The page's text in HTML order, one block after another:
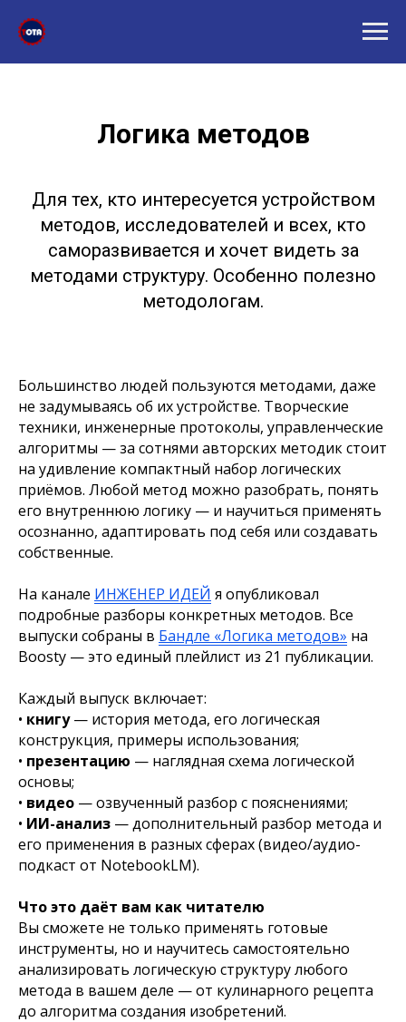
Логика методов
Для тех, кто интересуется устройством
методов, исследователей и всех, кто
саморазвивается и хочет видеть за
методами структуру. Особенно полезно
методологам.
Большинство людей пользуются методами, даже
не задумываясь об их устройстве. Творческие
техники, инженерные протоколы, управленческие
алгоритмы — за сотнями авторских методик стоит
на удивление компактный набор логических
приёмов. Любой метод можно разобрать, понять
его внутреннюю логику — и научиться применять
осознанно, адаптировать под себя или создавать
собственные.
На канале ИНЖЕНЕР ИДЕЙ я опубликовал
подробные разборы конкретных методов. Все
выпуски собраны в Бандле «Логика методов» на
Boosty — это единый плейлист из 21 публикации.
Каждый выпуск включает:
• книгу— история метода, его логическая
конструкция, примеры использования;
• презентацию — наглядная схема логической
основы;
• видео — озвученный разбор с пояснениями;
• ИИ-анализ — дополнительный разбор метода и
его применения в разных сферах (видео/аудио-
подкаст от NotebookLM).
Что это даёт вам как читателю
Вы сможете не только применять готовые
инструменты, но и научитесь самостоятельно
анализировать логическую структуру любого
метода в вашем деле — от кулинарного рецепта
до алгоритма создания изобретений.